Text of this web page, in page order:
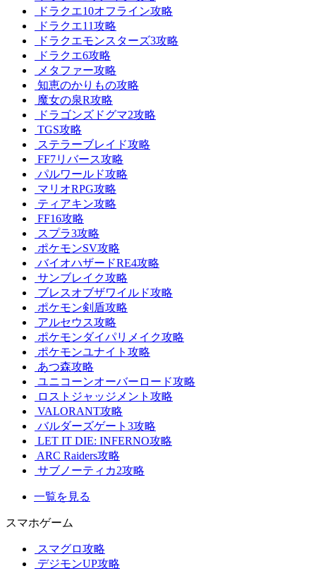
ドラクエ10オフライン攻略
ドラクエ11攻略
ドラクエモンスターズ3攻略
ドラクエ6攻略
メタファー攻略
知恵のかりもの攻略
魔女の泉R攻略
ドラゴンズドグマ2攻略
TGS攻略
ステラーブレイド攻略
FF7リバース攻略
パルワールド攻略
マリオRPG攻略
ティアキン攻略
FF16攻略
スプラ3攻略
ポケモンSV攻略
バイオハザードRE4攻略
サンブレイク攻略
ブレスオブザワイルド攻略
ポケモン剣盾攻略
アルセウス攻略
ポケモンダイパリメイク攻略
ポケモンユナイト攻略
あつ森攻略
ユニコーンオーバーロード攻略
ロストジャッジメント攻略
VALORANT攻略
バルダーズゲート3攻略
LET IT DIE: INFERNO攻略
ARC Raiders攻略
サブノーティカ2攻略
一覧を見る
スマホゲーム
スマグロ攻略
デジモンUP攻略